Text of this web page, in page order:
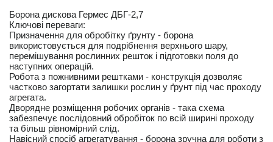
Борона дискова Гермес ДБГ-2,7
Ключові переваги:
Призначення для обробітку ґрунту - борона
використовується для подрібнення верхнього шару,
перемішування рослинних решток і підготовки поля до
наступних операцій.
Робота з пожнивними рештками - конструкція дозволяє
частково загортати залишки рослин у ґрунт під час проходу
агрегата.
Дворядне розміщення робочих органів - така схема
забезпечує послідовний обробіток по всій ширині проходу
та більш рівномірний слід.
Навісний спосіб агрегатування - борона зручна для роботи з